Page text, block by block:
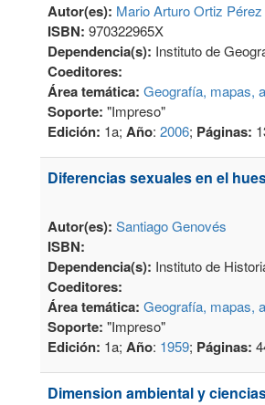
Autor(es): Mario Arturo Ortiz Pérez
ISBN: 970322965X
Dependencia(s): Instituto de
Coeditores:
Área temática: Geografía, mapas,
Soporte: "Impreso"
Edición: 1a; Año: 2006; Páginas:
Diferencias sexuales en el
Autor(es): Santiago Genovés
ISBN:
Dependencia(s): Instituto de
Coeditores:
Área temática: Geografía, mapas,
Soporte: "Impreso"
Edición: 1a; Año: 1959; Páginas:
Dimension ambiental y